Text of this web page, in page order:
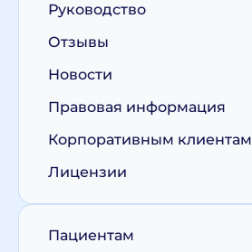
Руководство
Отзывы
Новости
Правовая информация
Корпоративным клиентам
Лицензии
Пациентам